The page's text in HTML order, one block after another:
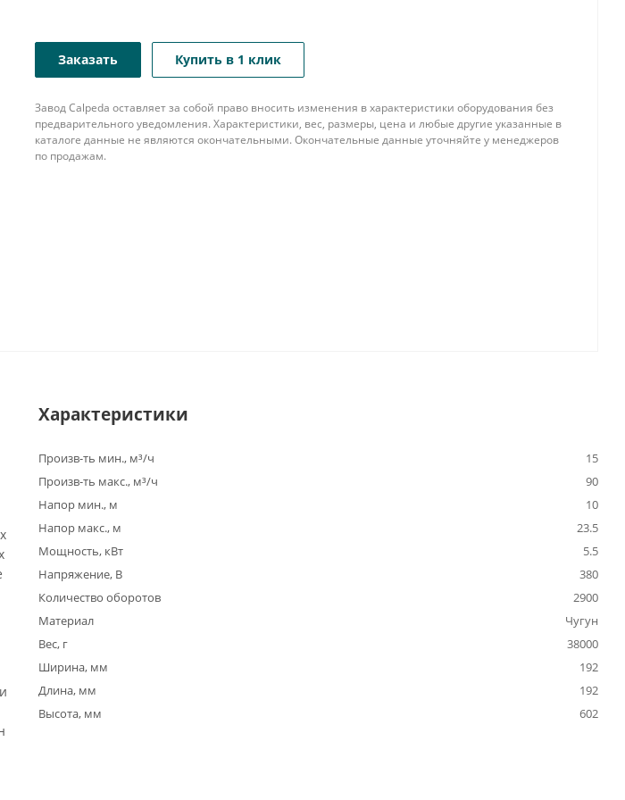
Заказать Купить в 1 клик
Завод Calpeda оставляет за собой право вносить изменения в характеристики оборудования без
предварительного уведомления. Характеристики, вес, размеры, цена и любые другие указанные в
каталоге данные не являются окончательными. Окончательные данные уточняйте у менеджеров
по продажам.
Характеристики
Произв-ть мин., м³/ч
15
Произв-ть макс., м³/ч
90
Напор мин., м
10
Напор макс., м
23.5
Мощность, кВт
5.5
Напряжение, В
380
Количество оборотов
2900
Материал
Чугун
Вес, г
38000
Ширина, мм
192
Длина, мм
192
Высота, мм
602